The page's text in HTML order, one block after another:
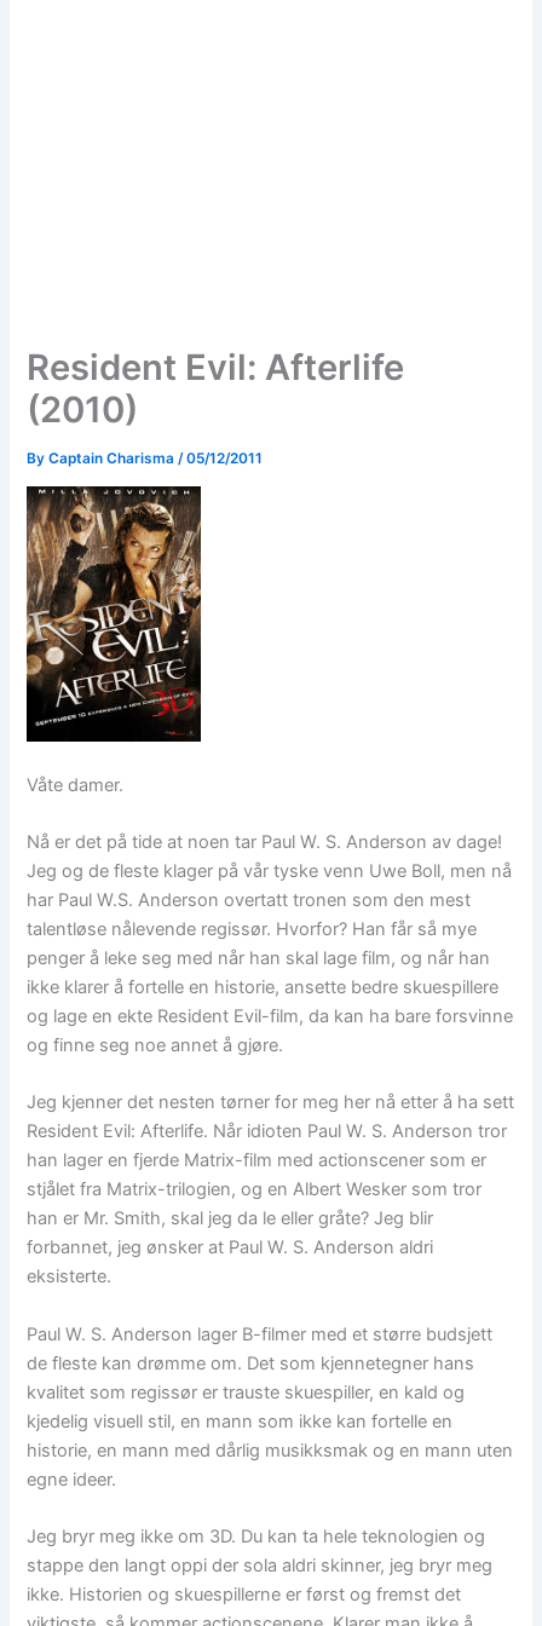
Resident Evil: Afterlife
(2010)
ByCaptain Charisma /05/12/2011
Våte damer.
Nå er det på tide at noen tar Paul W. S. Anderson av dage!
Jeg og de fleste klager på vår tyske venn Uwe Boll, men nå
har Paul W.S. Anderson overtatt tronen som den mest
talentløse nålevende regissør. Hvorfor? Han får så mye
penger å leke seg med når han skal lage film, og når han
ikke klarer å fortelle en historie, ansette bedre skuespillere
og lage en ekte Resident Evil-film, da kan ha bare forsvinne
og finne seg noe annet å gjøre.
Jeg kjenner det nesten tørner for meg her nå etter å ha sett
Resident Evil: Afterlife. Når idioten Paul W. S. Anderson tror
han lager en fjerde Matrix-film med actionscener som er
stjålet fra Matrix-trilogien, og en Albert Wesker som tror
han er Mr. Smith, skal jeg da le eller gråte? Jeg blir
forbannet, jeg ønsker at Paul W. S. Anderson aldri
eksisterte.
Paul W. S. Anderson lager B-filmer med et større budsjett
de fleste kan drømme om. Det som kjennetegner hans
kvalitet som regissør er trauste skuespiller, en kald og
kjedelig visuell stil, en mann som ikke kan fortelle en
historie, en mann med dårlig musikksmak og en mann uten
egne ideer.
Jeg bryr meg ikke om 3D. Du kan ta hele teknologien og
stappe den langt oppi der sola aldri skinner, jeg bryr meg
ikke. Historien og skuespillerne er først og fremst det